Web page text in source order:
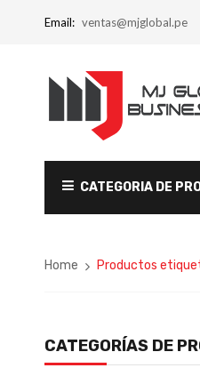
Email: ventas@mjglobal.pe
CATEGORIA DE
Home Productos
CATEGORÍAS DE